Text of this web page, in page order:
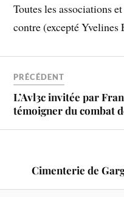
Toutes les associations
contre (excepté
PRÉCÉDENT
L’Avl3c invitée par
témoigner du combat
Cimenterie de